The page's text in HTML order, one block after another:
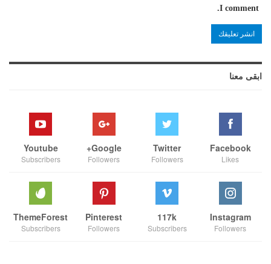
I comment.
ابقى معنا
Facebook
Likes
Twitter
Followers
Google+
Followers
Youtube
Subscribers
Instagram
Followers
117k
Subscribers
Pinterest
Followers
ThemeForest
Subscribers